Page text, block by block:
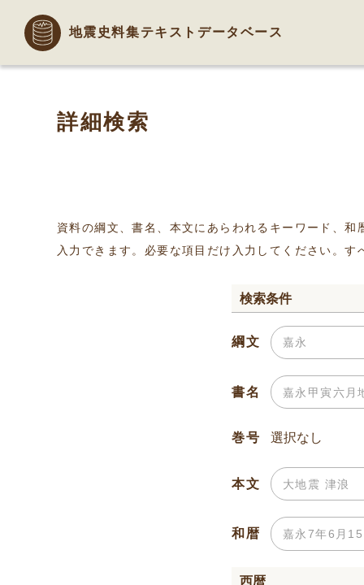
地震史料集テキストデータベース
詳細検索
資料の綱文、書名、本文にあらわれるキーワード、
入力できます。必要な項目だけ入力してください。
検索条件
綱文
書名
巻号
本文
和暦
西暦